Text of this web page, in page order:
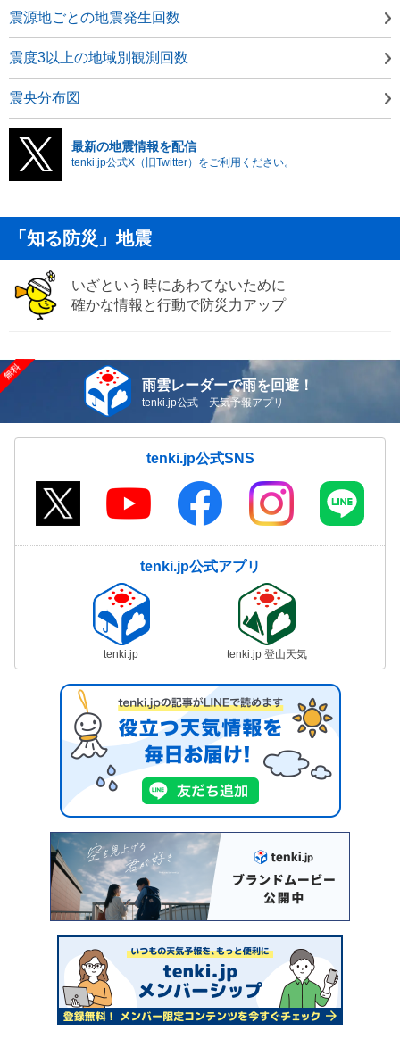
震源地ごとの地震発生回数
震度3以上の地域別観測回数
震央分布図
最新の地震情報を配信
tenki.jp公式X（旧Twitter）をご利用ください。
「知る防災」地震
いざという時にあわてないために
確かな情報と行動で防災力アップ
雨雲レーダーで雨を回避！
tenki.jp公式 天気予報アプリ
tenki.jp公式SNS
tenki.jp公式アプリ
tenki.jp tenki.jp 登山天気